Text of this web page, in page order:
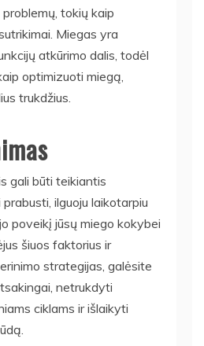
tokių kaip
Miegas yra
atkūrimo dalis, todėl
optimizuoti miegą,
trukdžius.
gali būti teikiantis
ilguoju laikotarpiu
poveikį jūsų miego kokybei
šiuos faktorius ir
strategijas, galėsite
netrukdyti
ciklams ir išlaikyti